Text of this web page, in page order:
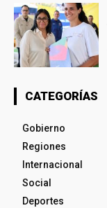
CATEGORÍAS
Gobierno
Regiones
Internacional
Social
Deportes